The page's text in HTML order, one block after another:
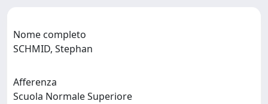
Nome completo
SCHMID, Stephan
Afferenza
Scuola Normale Superiore